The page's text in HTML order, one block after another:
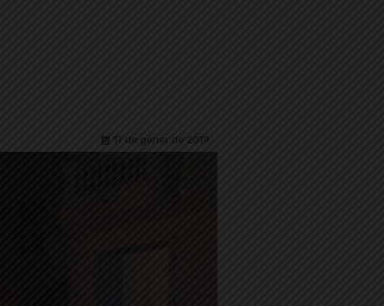
17 de gener de 2019